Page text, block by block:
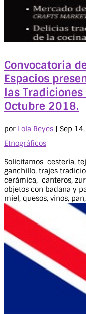
Convocatoria
Espacios
las
Octubre 2018.
por Lola Reyes | Sep
Etnográficos
Solicitamos cestería,
ganchillo, trajes
cerámica, canteros,
objetos con badana y
miel, quesos, vinos,